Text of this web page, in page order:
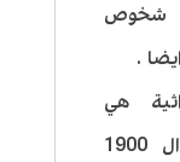
شخوص
.
هي
محاولات العالم مندل قرابة ال 1900